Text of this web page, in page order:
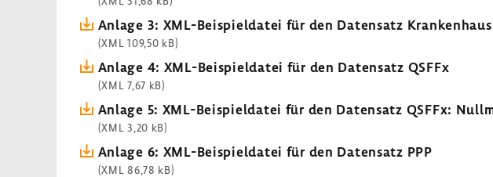
Anlage 3: XML-Beispieldatei für den Datensatz Krankenhaus
(XML 109,50 kB)
Anlage 4: XML-Beispieldatei für den Datensatz QSFFx
(XML 7,67 kB)
Anlage 5: XML-Beispieldatei für den Datensatz QSFFx:
(XML 3,20 kB)
Anlage 6: XML-Beispieldatei für den Datensatz PPP
(XML 86,78 kB)